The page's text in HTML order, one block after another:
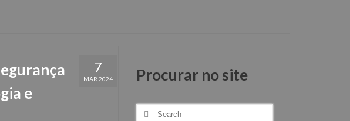
7
MAR 2024
e
Procurar no site
Search
for: